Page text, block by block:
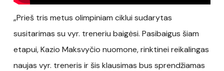
„Prieš tris metus olimpiniam ciklui sudarytas
susitarimas su vyr. treneriu baigėsi. Pasibaigus šiam
etapui, Kazio Maksvyčio nuomone, rinktinei reikalingas
naujas vyr. treneris ir šis klausimas bus sprendžiamas